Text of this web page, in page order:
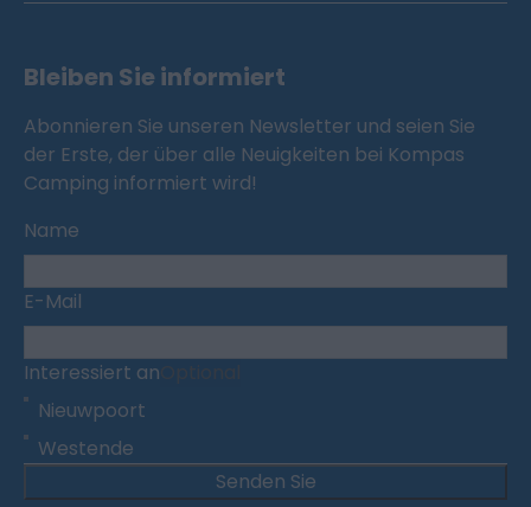
Bleiben Sie informiert
Abonnieren Sie unseren Newsletter und seien Sie
der Erste, der über alle Neuigkeiten bei Kompas
Camping informiert wird!
Name
E-Mail
Interessiert an
Nieuwpoort
Westende
Senden Sie